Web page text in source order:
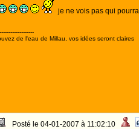
je ne vois pas qui
de l'eau de Millau, vos idées seront claires
Posté le 04-01-2007 à 11:02:10